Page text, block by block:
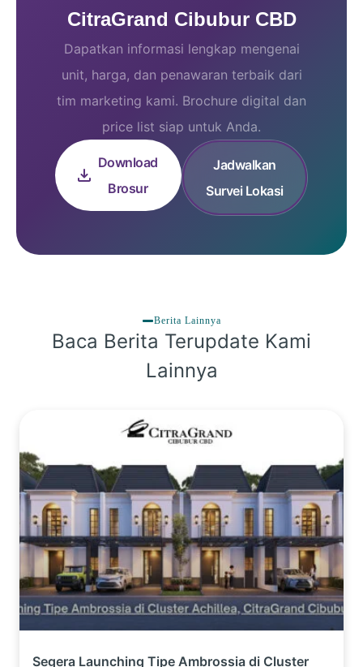
CitraGrand Cibubur CBD
Dapatkan informasi lengkap mengenai
unit, harga, dan penawaran terbaik dari
tim marketing kami. Brochure digital dan
price list siap untuk Anda.
Download
Brosur
Jadwalkan
Survei Lokasi
Berita Lainnya
Baca Berita Terupdate Kami
Lainnya
Segera Launching Tipe Ambrossia di Cluster